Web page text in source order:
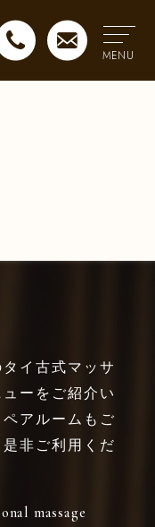
MENU
イ古式マッサ
ーをご紹介い
ペアルームもご
非ご利用くだ
massage